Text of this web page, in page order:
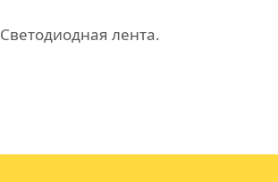
Светодиодная лента.